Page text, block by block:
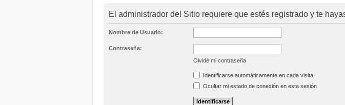
El administrador del Sitio requiere que estés registrado y te
Nombre de Usuario:
Contraseña:
Olvidé mi contraseña
Identificarse automáticamente en cada visita
Ocultar mi estado de conexión en esta sesión